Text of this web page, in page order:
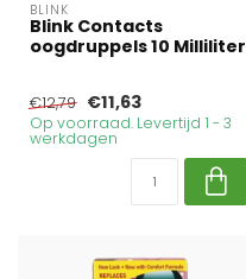
BLINK
Blink Contacts
oogdruppels 10 Milliliter
€12,79 €11,63
Op voorraad. Levertijd 1 - 3
werkdagen